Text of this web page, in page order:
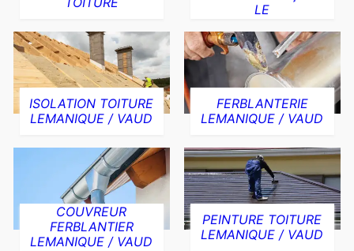
LE
ISOLATION TOITURE
LEMANIQUE / VAUD
FERBLANTERIE
LEMANIQUE / VAUD
COUVREUR
FERBLANTIER
LEMANIQUE / VAUD
PEINTURE TOITURE
LEMANIQUE / VAUD